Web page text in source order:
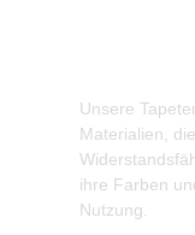
Unsere
Materialien,
ihre Farben
Nutzung.